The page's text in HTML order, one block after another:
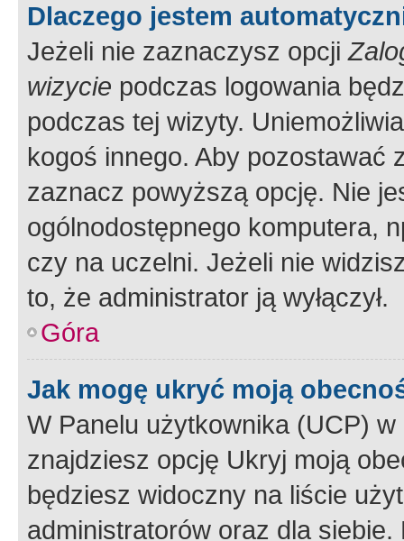
Dlaczego jestem
Jeżeli nie zaznaczysz opcji
wizycie podczas logowania
podczas tej wizyty.
kogoś innego. Aby pozostawać
zaznacz powyższą opcję. Nie
ogólnodostępnego komputera,
czy na uczelni. Jeżeli nie
to, że administrator ją wyłączył.
Góra
Jak mogę ukryć moją
W Panelu użytkownika (UCP) w
znajdziesz opcję Ukryj moją
będziesz widoczny na liście
administratorów oraz dla